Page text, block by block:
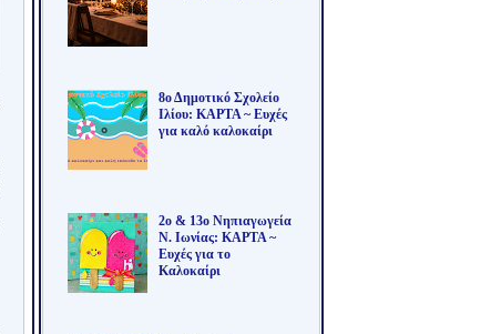
8ο Δημοτικό Σχολείο
Ιλίου: ΚΑΡΤΑ ~ Ευχές
για καλό καλοκαίρι
2ο & 13ο Νηπιαγωγεία
Ν. Ιωνίας: ΚΑΡΤΑ ~
Ευχές για το
Καλοκαίρι